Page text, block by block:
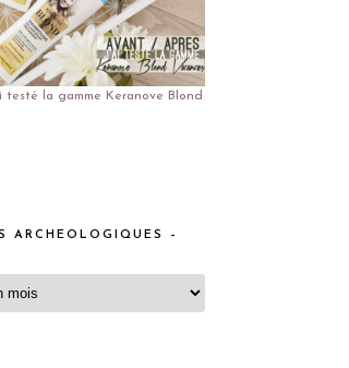
testé la gamme Keranove Blond
ARCHEOLOGIQUES –